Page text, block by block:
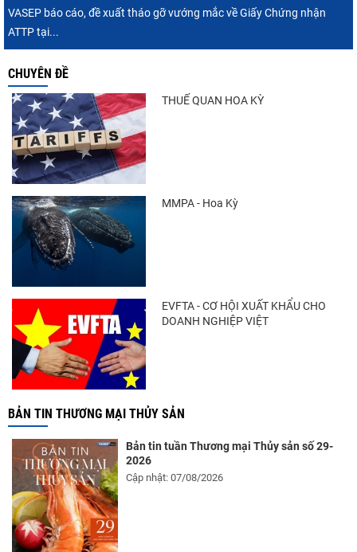
Xuất khẩu cá ngừ Việt Nam sang Canada
Thông báo 407/TB-VPCP: Tập trung cao độ,
VASEP báo cáo, đề xuất tháo gỡ vướng mắc về Giấy Chứng nhận
ATTP tại...
CHUYÊN ĐỀ
THUẾ QUAN HOA KỲ
MMPA - Hoa Kỳ
EVFTA - CƠ HỘI XUẤT KHẨU CHO
DOANH NGHIỆP VIỆT
BẢN TIN THƯƠNG MẠI THỦY SẢN
Bản tin tuần Thương mại Thủy sản số 29-
2026
Cập nhật: 07/08/2026